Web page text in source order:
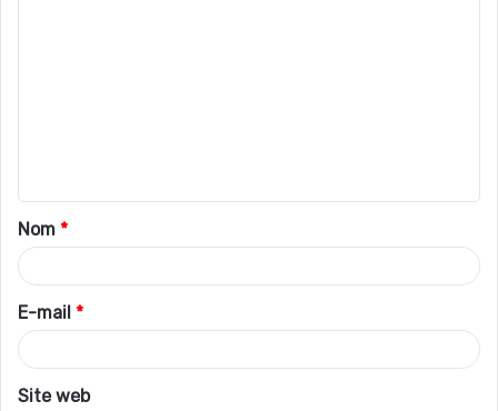
t
a
i
r
e
*
Nom *
E-mail *
Site web